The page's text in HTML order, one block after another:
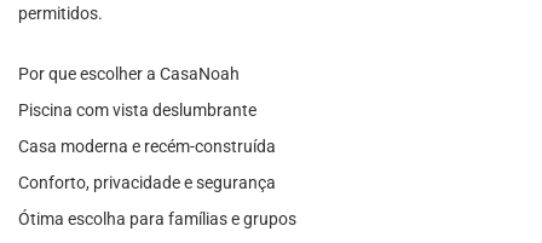
permitidos.
Por que escolher a CasaNoah
Piscina com vista deslumbrante
Casa moderna e recém-construída
Conforto, privacidade e segurança
Ótima escolha para famílias e grupos